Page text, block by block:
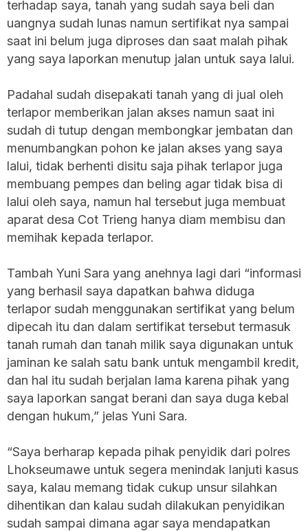
terhadap saya, tanah yang sudah saya beli dan
uangnya sudah lunas namun sertifikat nya sampai
saat ini belum juga diproses dan saat malah pihak
yang saya laporkan menutup jalan untuk saya lalui.
Padahal sudah disepakati tanah yang di jual oleh
terlapor memberikan jalan akses namun saat ini
sudah di tutup dengan membongkar jembatan dan
menumbangkan pohon ke jalan akses yang saya
lalui, tidak berhenti disitu saja pihak terlapor juga
membuang pempes dan beling agar tidak bisa di
lalui oleh saya, namun hal tersebut juga membuat
aparat desa Cot Trieng hanya diam membisu dan
memihak kepada terlapor.
Tambah Yuni Sara yang anehnya lagi dari “informasi
yang berhasil saya dapatkan bahwa diduga
terlapor sudah menggunakan sertifikat yang belum
dipecah itu dan dalam sertifikat tersebut termasuk
tanah rumah dan tanah milik saya digunakan untuk
jaminan ke salah satu bank untuk mengambil kredit,
dan hal itu sudah berjalan lama karena pihak yang
saya laporkan sangat berani dan saya duga kebal
dengan hukum,” jelas Yuni Sara.
“Saya berharap kepada pihak penyidik dari polres
Lhokseumawe untuk segera menindak lanjuti kasus
saya, kalau memang tidak cukup unsur silahkan
dihentikan dan kalau sudah dilakukan penyidikan
sudah sampai dimana agar saya mendapatkan